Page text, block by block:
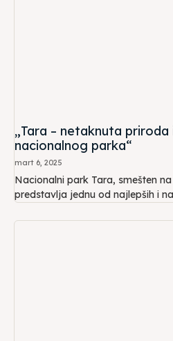
„Tara – netaknuta priroda
nacionalnog parka“
mart 6, 2025
Nacionalni park Tara, smešten
predstavlja jednu od najlepših i